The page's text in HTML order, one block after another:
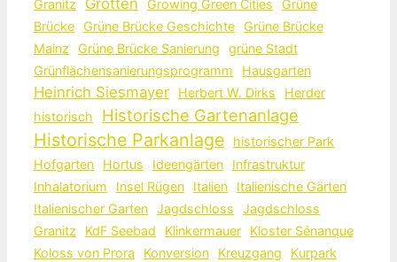
Granitz
Grotten Growing Green Cities
Grüne
Brücke Grüne Brücke Geschichte Grüne Brücke
Mainz
Grüne Brücke Sanierung
grüne Stadt
Grünflächensanierungsprogramm
Hausgarten
Heinrich Siesmayer Herbert W. Dirks
Herder
historisch
Historische Gartenanlage
Historische Parkanlage
historischer Park
Hofgarten
Hortus Ideengärten
Infrastruktur
Inhalatorium
Insel Rügen Italien
Italienische Gärten
Italienischer Garten Jagdschloss
Jagdschloss
Granitz
KdF Seebad Klinkermauer
Kloster Sénanque
Koloss von Prora
Konversion Kreuzgang
Kurpark